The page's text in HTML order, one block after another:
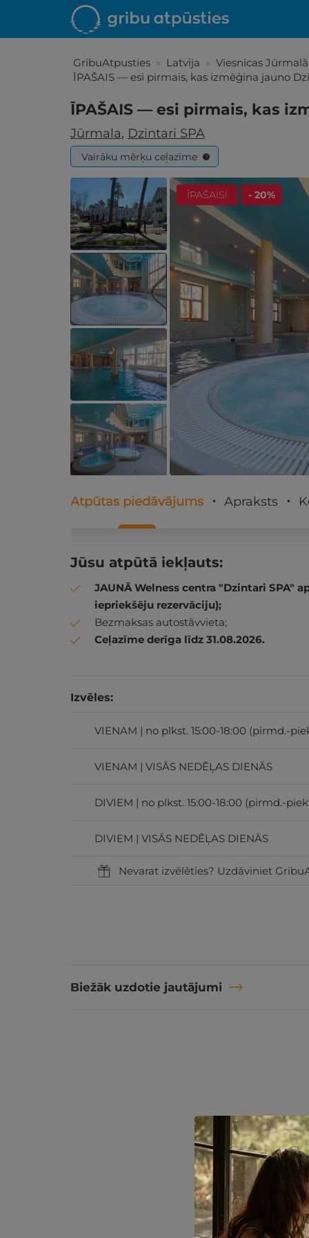
GribuAtpusties » Latvija » Viesnīcas Jūrmalā
ĪPAŠAIS — esi pirmais, kas izmēģina jauno
ĪPAŠAIS — esi pirmais, kas
Jūrmala, Dzintari SPA
Vairāku mērķu ceļazīme ?
ĪPAŠAIS! - 20%
Līdz
Atpūtas piedāvājums Apraksts
Jūsu atpūtā iekļauts:
JAUNĀ Welness centra "Dzintari SPA"
iepriekšēju rezervāciju);
Bezmaksas autostāvvieta;
Ceļazīme derīga līdz 31.08.2026.
Izvēles:
VIENAM | no plkst. 15:00-18:00 (pirmd.-
VIENAM | VISĀS NEDĒĻAS DIENĀS
DIVIEM | no plkst. 15:00-18:00 (pirmd.-
DIVIEM | VISĀS NEDĒĻAS DIENĀS
Nevarat izvēlēties? Uzdāviniet
Biežāk uzdotie jautājumi